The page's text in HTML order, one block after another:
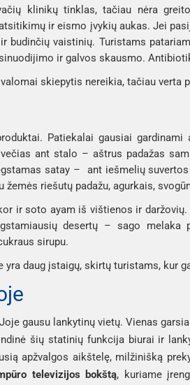
klinikų tinklas, tačiau nėra
ir eismo įvykių aukas. Jei
budinčių vaistinių. Turistams
ir galvos skausmo.
skiepytis nereikia, tačiau verta
Patiekalai gausiai
ant stalo – aštrus padažas
satay– ant iešmelių suvertos
riešutų padažu, agurkais,
ir soto ayamiš vištienos ir daržovių.
desertų – sago melaka
sirupu.
yra daug įstaigų, skirtų turistams, kur
gausu lankytinų vietų. Vienas
šių statinių funkcija biurai ir
apžvalgos aikštelę, milžinišką
televizijos bokštą, kuriame